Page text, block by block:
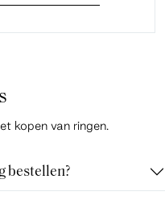
kopen van ringen.
bestellen?